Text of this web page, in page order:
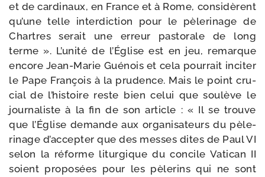
et de car­di­naux, en France et à Rome, consi­dèrent
qu’une telle inter­dic­tion pour le pèle­ri­nage de
Chartres serait une erreur pas­to­rale de long
terme ». L’unité de l’Église est en jeu, remarque
encore Jean-​Marie Guénois et cela pour­rait inci­ter
le Pape François à la pru­dence. Mais le point cru­
cial de l’histoire reste bien celui que sou­lève le
jour­na­liste à la fin de son article : « Il se trouve
que l’Église demande aux orga­ni­sa­teurs du pèle­
ri­nage d’accepter que des messes dites de Paul VI
selon la réforme litur­gique du concile Vatican II
soient pro­po­sées pour les pèle­rins qui ne sont